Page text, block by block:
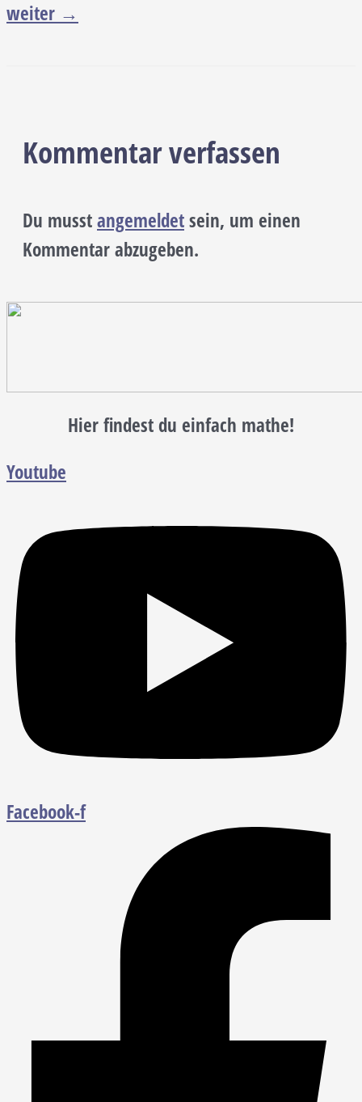
weiter →
Kommentar verfassen
Du musstangemeldetsein, um einen
Kommentar abzugeben.
Hier findest du einfach mathe!
Youtube
Facebook-f